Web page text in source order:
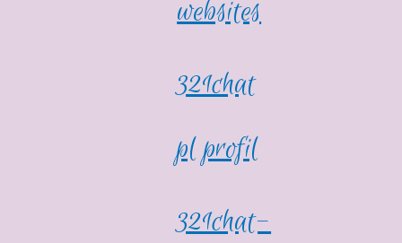
websites
321chat
pl profil
321chat-